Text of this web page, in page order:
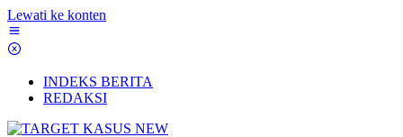
Lewati ke konten
INDEKS BERITA
REDAKSI